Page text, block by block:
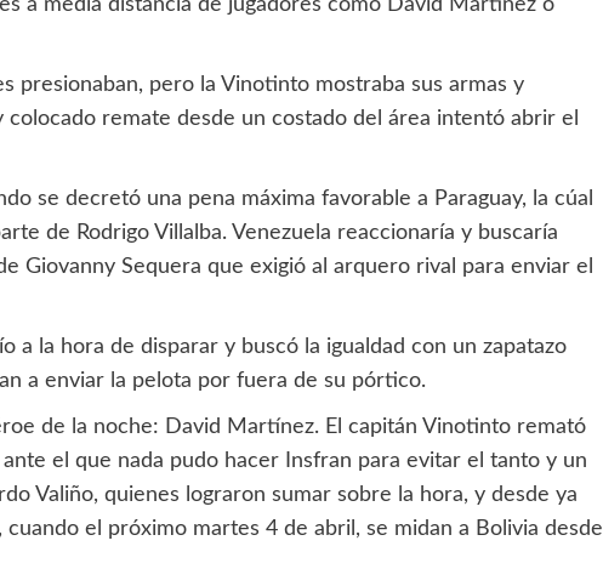
a media distancia de jugadores como David Martínez o
presionaban, pero la Vinotinto mostraba sus armas y
remate desde un costado del área intentó abrir el
se decretó una pena máxima favorable a Paraguay, la cúal
de Rodrigo Villalba. Venezuela reaccionaría y buscaría
Giovanny Sequera que exigió al arquero rival para enviar el
a la hora de disparar y buscó la igualdad con un zapatazo
a enviar la pelota por fuera de su pórtico.
de la noche: David Martínez. El capitán Vinotinto remató
el que nada pudo hacer Insfran para evitar el tanto y un
Valiño, quienes lograron sumar sobre la hora, y desde ya
el próximo martes 4 de abril, se midan a Bolivia desde